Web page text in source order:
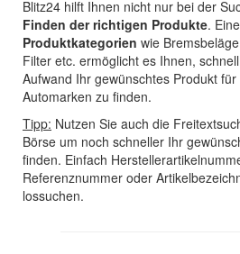
Blitz24 hilft Ihnen nicht nur bei der
Finden der richtigen Produkte.
Produktkategorien wie
Filter etc. ermöglicht es Ihnen,
Aufwand Ihr gewünschtes Produkt
Automarken zu finden.
Tipp: Nutzen Sie auch die
Börse um noch schneller Ihr
finden. Einfach
Referenznummer oder
lossuchen.